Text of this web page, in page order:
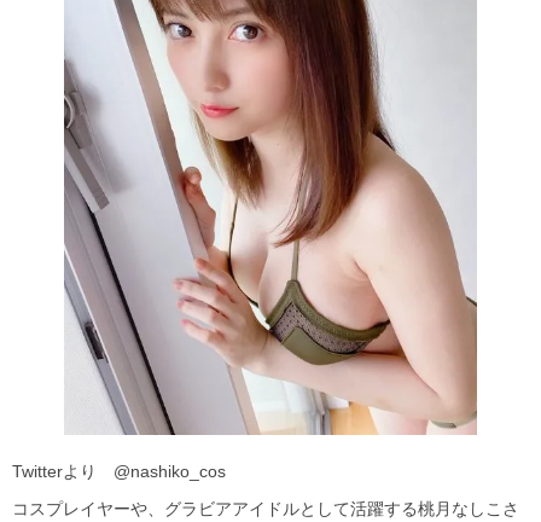
Twitterより @nashiko_cos
コスプレイヤーや、グラビアアイドルとして活躍する桃月なしこさ